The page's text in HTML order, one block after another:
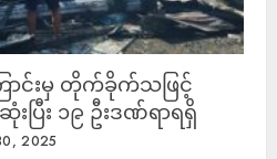
င်းမှ တိုက်ခိုက်သဖြင့်
ပြီး ၁၉ ဦးဒဏ်ရာရရှိ
2025